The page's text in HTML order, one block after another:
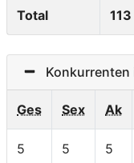
Total
Konkurrenten
Ges Sex Ak
5 5 5